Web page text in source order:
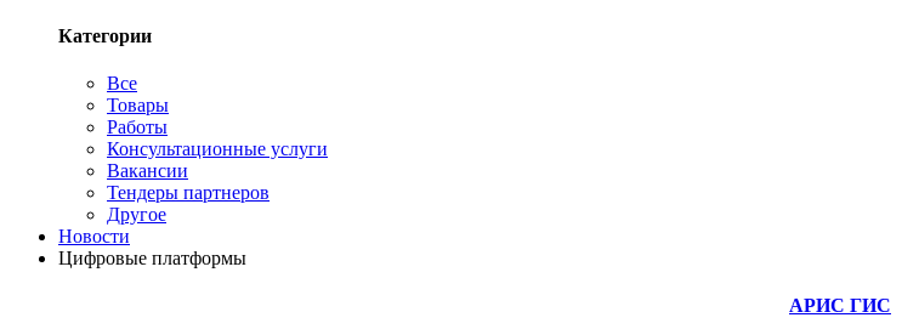
Категории
Все
Товары
Работы
Консультационные услуги
Вакансии
Тендеры партнеров
Другое
Новости
Цифровые платформы
АРИС ГИС